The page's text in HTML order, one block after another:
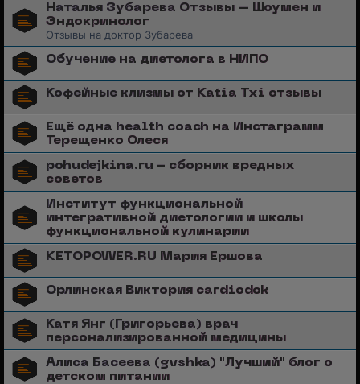
Наталья Зубарева Отзывы – Шоумен и
Эндокринолог
Отзывы на доктор Зубарева
Обучение на диетолога в НИПО
Кофейные клизмы от Katia Txi отзывы
Ещё одна health coach на Инстаграмм
Терещенко Олеся
pohudejkina.ru - сборник вредных
советов
Институт функциональной
интегративной диетологии и школы
функциональной кулинарии
KETOPOWER.RU Мария Ершова
Орлинская Виктория cardiodok
Катя Янг (Григорьева) врач
персонализированной медицины
Алиса Басеева (gvshka) "Лучший" блог о
детском питании